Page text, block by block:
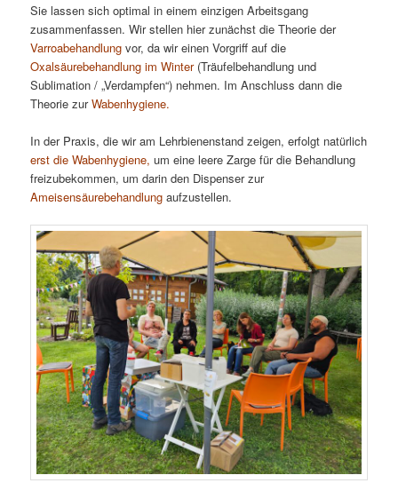
Sie lassen sich optimal in einem einzigen Arbeitsgang
zusammenfassen. Wir stellen hier zunächst die Theorie der
Varroabehandlung vor, da wir einen Vorgriff auf die
Oxalsäurebehandlung im Winter(Träufelbehandlung und
Sublimation / „Verdampfen“) nehmen. Im Anschluss dann die
Theorie zurWabenhygiene.
In der Praxis, die wir am Lehrbienenstand zeigen, erfolgt natürlich
erst die Wabenhygiene, um eine leere Zarge für die Behandlung
freizubekommen, um darin den Dispenser zur
Ameisensäurebehandlung aufzustellen.